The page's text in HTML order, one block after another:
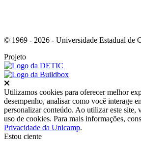
© 1969 - 2026 - Universidade Estadual de
Projeto
Utilizamos cookies para oferecer melhor
desempenho, analisar como você interage
personalizar conteúdo. Ao utilizar este site,
uso de cookies. Para mais informações,
Privacidade da Unicamp.
Estou ciente